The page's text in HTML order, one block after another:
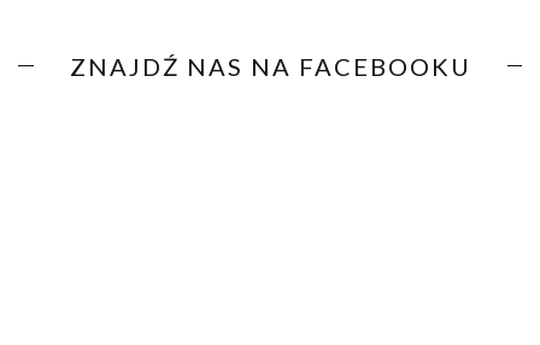
ZNAJDŹ NAS NA FACEBOOKU